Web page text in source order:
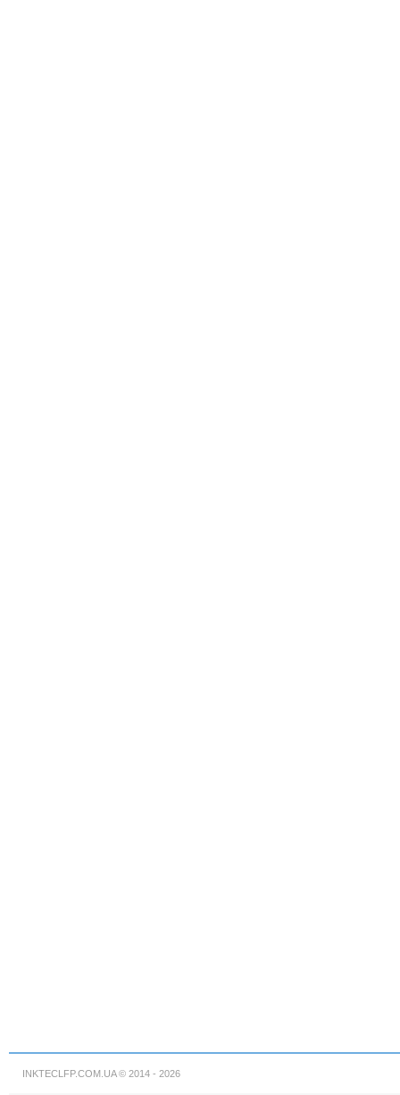
INKTECLFP.COM.UA© 2014 - 2026